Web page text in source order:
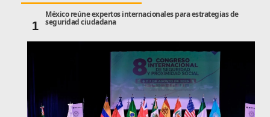
1
México reúne expertos internacionales para estrategias de
seguridad ciudadana